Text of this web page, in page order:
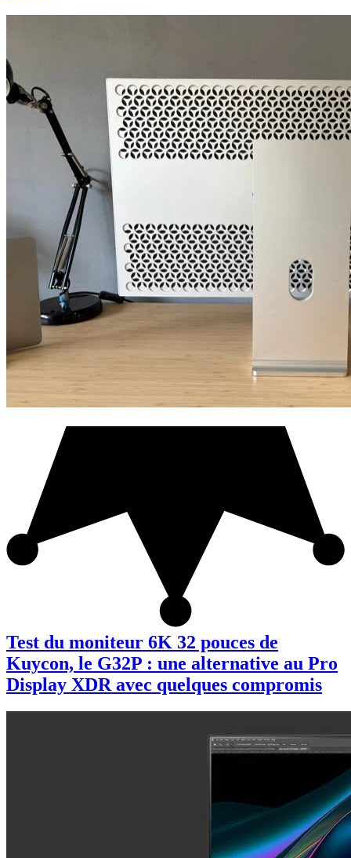
Test du moniteur 6K 32 pouces de
Kuycon, le G32P : une alternative au Pro
Display XDR avec quelques compromis